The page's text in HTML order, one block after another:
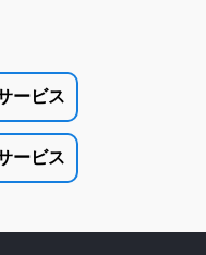
ービス
ービス